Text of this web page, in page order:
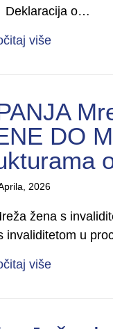
Deklaracija o…
višeabout
DO
2026
žena s
invaliditetom u
višeabout U